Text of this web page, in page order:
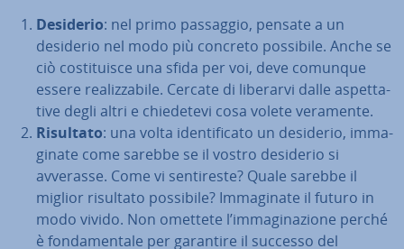
Desiderio: nel primo passaggio, pensate a un
desiderio nel modo più concreto possibile. Anche se
ciò co­sti­tui­sce una sfida per voi, deve comunque
essere rea­liz­za­bi­le. Cercate di liberarvi dalle aspet­ta­
ti­ve degli altri e chie­de­te­vi cosa volete veramente.
Risultato: una volta iden­ti­fi­ca­to un desiderio, im­ma­
gi­na­te come sarebbe se il vostro desiderio si
avverasse. Come vi sen­ti­re­ste? Quale sarebbe il
miglior risultato possibile? Im­ma­gi­na­te il futuro in
modo vivido. Non omettete l’im­ma­gi­na­zio­ne perché
è fon­da­men­ta­le per garantire il successo del